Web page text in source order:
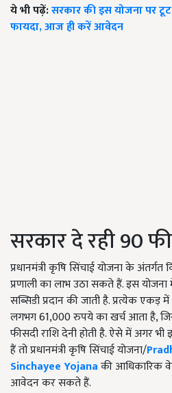
ये भी पढ़ें:सरकार की इस योजना पर
फायदा, आज ही करें आवेदन
सरकार दे रही 90
प्रधानमंत्री कृषि सिंचाई योजना के अंतर्गत
प्रणाली का लाभ उठा सकते हैं. इस
सब्सिडी प्रदान की जाती है. प्रत्येक एकड़
लगभग 61,000 रुपये का खर्च आता है,
फीसदी राशि देनी होती है. ऐसे में अगर
हैं तो प्रधानमंत्री कृषि सिंचाई योजना/
Sinchayee Yojanaकी आधिकारिक
आवेदन कर सकते हैं.